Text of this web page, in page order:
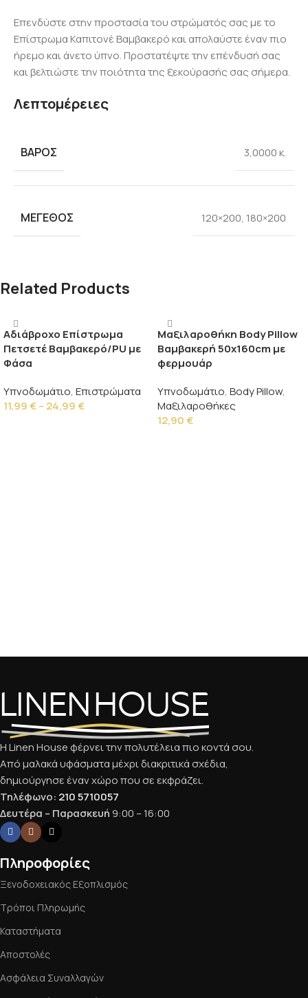
Επενδύστε στην προστασία του στρώματός σας με το
Επίστρωμα Καπιτονέ Βαμβακερό και απολαύστε έναν πιο
ήρεμο και άνετο ύπνο. Προστατέψτε την επένδυσή σας
και βελτιώστε την ποιότητα της ξεκούρασής σας σήμερα.
Λεπτομέρειες
ΒΆΡΟΣ 3,0000 κ.
ΜΈΓΕΘΟΣ 120×200, 180×200
Related Products
Αδιάβροχο Επίστρωμα
Πετσετέ Βαμβακερό/PU με
Φάσα
Υπνοδωμάτιο, Επιστρώματα
11,99€– 24,99€
Μαξιλαροθήκη Body Pillow
Βαμβακερή 50x160cm με
φερμουάρ
Υπνοδωμάτιο, Body Pillow,
Μαξιλαροθήκες
12,90€
Η Linen House φέρνει την πολυτέλεια πιο κοντά σου.
Από μαλακά υφάσματα μέχρι διακριτικά σχέδια,
δημιούργησε έναν χώρο που σε εκφράζει.
Τηλέφωνο: 210 5710057
Δευτέρα – Παρασκευή 9:00 – 16:00
Πληροφορίες
Ξενοδοχειακός Εξοπλισμός
Τρόποι Πληρωμής
Καταστήματα
Αποστολές
Ασφάλεια Συναλλαγών